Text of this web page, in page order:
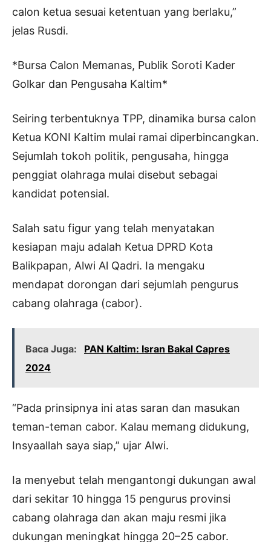
calon ketua sesuai ketentuan yang berlaku,”
jelas Rusdi.
*Bursa Calon Memanas, Publik Soroti Kader
Golkar dan Pengusaha Kaltim*
Seiring terbentuknya TPP, dinamika bursa calon
Ketua KONI Kaltim mulai ramai diperbincangkan.
Sejumlah tokoh politik, pengusaha, hingga
penggiat olahraga mulai disebut sebagai
kandidat potensial.
Salah satu figur yang telah menyatakan
kesiapan maju adalah Ketua DPRD Kota
Balikpapan, Alwi Al Qadri. Ia mengaku
mendapat dorongan dari sejumlah pengurus
cabang olahraga (cabor).
Baca Juga:
PAN Kaltim: Isran Bakal Capres
2024
“Pada prinsipnya ini atas saran dan masukan
teman-teman cabor. Kalau memang didukung,
Insyaallah saya siap,” ujar Alwi.
Ia menyebut telah mengantongi dukungan awal
dari sekitar 10 hingga 15 pengurus provinsi
cabang olahraga dan akan maju resmi jika
dukungan meningkat hingga 20–25 cabor.